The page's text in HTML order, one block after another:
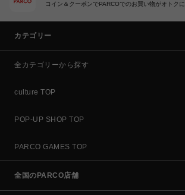
コイン＆クーポンでPARCOでのお買い物がオトクに
カテゴリー
全カテゴリーから探す
culture TOP
POP-UP SHOP TOP
PARCO GAMES TOP
全国のPARCO店舗